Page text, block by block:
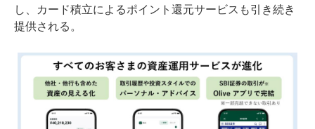
し、カード積立によるポイント還元サービスも引き続き
提供される。